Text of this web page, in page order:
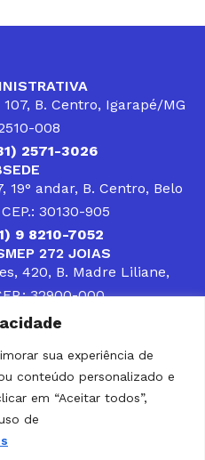
sua experiência de
conteúdo personalizado e
em “Aceitar todos”,
de
B. Centro, Igarapé/MG
008
2571-3026
19° andar, B. Centro, Belo
30130-905
9 8210-7052
272 JOIAS
420, B. Madre Liliane,
32900-000
ou (31) 9 8309-8660
AÇÕES E SERVIÇOS
A ASSISTÊNCIA À
EM QUE ATUA, SENDO
CONSORCIADOS NA
ENFRENTADAS POR
É O COMPROMISSO DO